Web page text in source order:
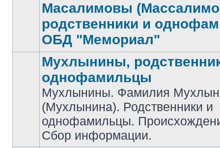
Нет
непрочитанных
сообщений
Масалимовы
родственники и
ОБД "Мемориал"
Нет
непрочитанных
сообщений
Мухлынины,
однофамильцы
Мухлынины. Фамилия
(Мухлынина). Родственники и
однофамильцы.
Сбор информации.